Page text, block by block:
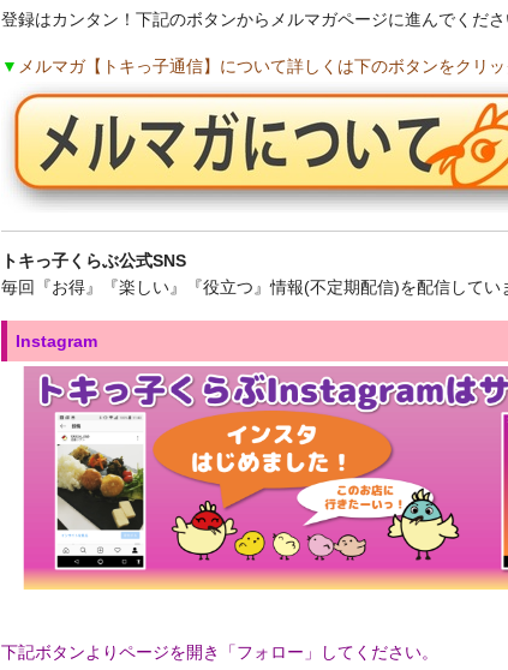
登録はカンタン！下記のボタンからメルマガページに進んでくだ
▼ メルマガ【トキっ子通信】について詳しくは下のボタンをクリ
トキっ子くらぶ公式SNS
毎回『お得』『楽しい』『役立つ』情報(不定期配信)を配信してい
Instagram
下記ボタンよりページを開き「フォロー」してください。